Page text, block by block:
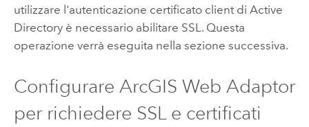
utilizzare l'autenticazione certificato client di Active
Directory è necessario abilitare SSL. Questa
operazione verrà eseguita nella sezione successiva.
Configurare ArcGIS Web Adaptor
per richiedere SSL e certificati